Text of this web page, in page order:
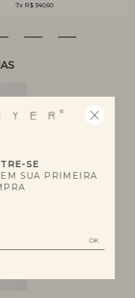
7x R$ 340,60
SE
SUA PRIMEIRA